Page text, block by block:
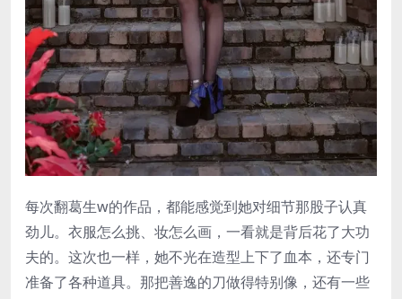
每次翻葛生w的作品，都能感觉到她对细节那股子认真
劲儿。衣服怎么挑、妆怎么画，一看就是背后花了大功
夫的。这次也一样，她不光在造型上下了血本，还专门
准备了各种道具。那把善逸的刀做得特别像，还有一些